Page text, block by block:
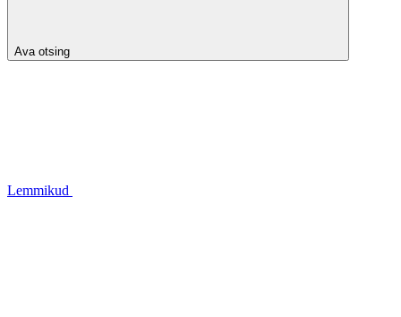
Ava otsing
Lemmikud